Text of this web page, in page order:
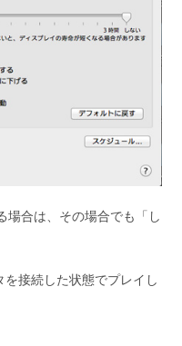
場合は、その場合でも 「し
を接続した状態でプレイし